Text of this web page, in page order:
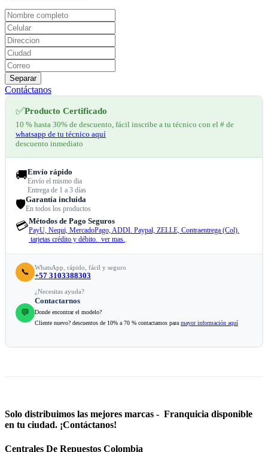
Separar
Contáctanos
✅Producto Certificado
10 % hasta 30% de descuento, fácil inscribe a tu técnico con el # de
whatsapp de tu técnico aquí
descuento inmediato
🚚Envío rápido
Envío el mismo dia
Entrega de 1 a 3 días
🛡️Garantía incluida
En todos los productos
💳Métodos de Pago Seguros
PayU, Nequi, MercadoPago, ADDI. Paypal, ZELLE, Contraentrega (Col).
tarjetas crédito y débito. ver mas..
📞 WhatsApp, rápido, fácil y seguro
+57 3103388303
💬
¿Necesitas ayuda?
Contactarnos
Donde encontrar el modelo?
Cliente nuevo? descuentos de 10% a 70 % contactamos para mayor información aquí
Solo distribuimos las mejores marcas - Franquicia disponible
en tu ciudad. ¡Contáctanos!
Centrales De Repuestos Colombia